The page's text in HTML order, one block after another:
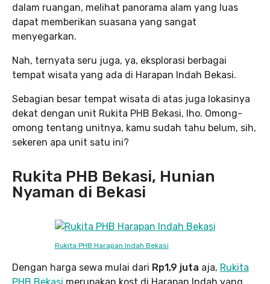
dalam ruangan, melihat panorama alam yang luas
dapat memberikan suasana yang sangat
menyegarkan.
Nah, ternyata seru juga, ya, eksplorasi berbagai
tempat wisata yang ada di Harapan Indah Bekasi.
Sebagian besar tempat wisata di atas juga lokasinya
dekat dengan unit Rukita PHB Bekasi, lho. Omong-
omong tentang unitnya, kamu sudah tahu belum, sih,
sekeren apa unit satu ini?
Rukita PHB Bekasi, Hunian
Nyaman di Bekasi
Rukita PHB Harapan Indah Bekasi
Dengan harga sewa mulai dari Rp1,9 juta aja, Rukita